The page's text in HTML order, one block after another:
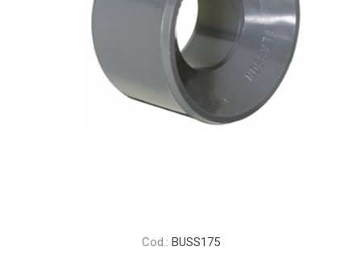
Cod.: BUSS175